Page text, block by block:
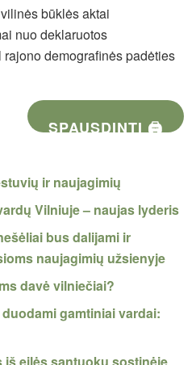
būklės aktai
nuo deklaruotos
demografinės padėties
SPAUSDINTI 🖨
ir naujagimių
Vilniuje – naujas lyderis
bus dalijami ir
naujagimių užsienyje
davė vilniečiai?
gamtiniai vardai: